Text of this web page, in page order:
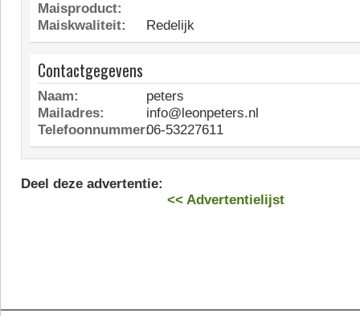
Maisproduct:
Maiskwaliteit:
Redelijk
Contactgegevens
Naam:
peters
Mailadres:
info@leonpeters.nl
Telefoonnummer:06-53227611
Deel deze advertentie:
<< Advertentielijst